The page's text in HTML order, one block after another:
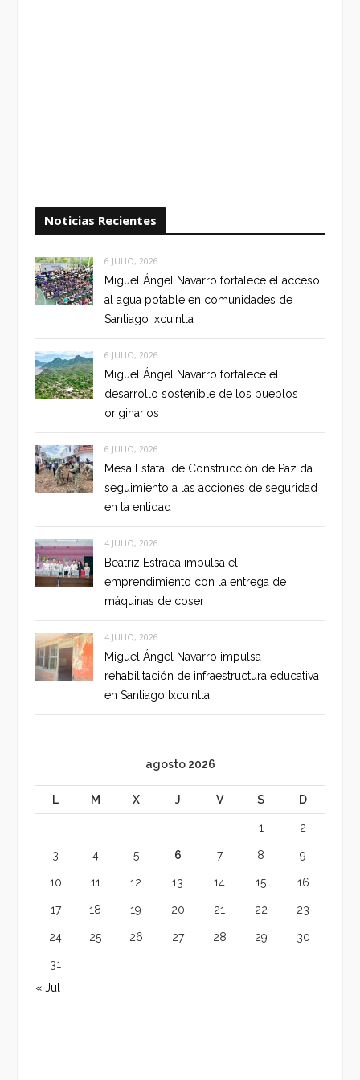
Noticias Recientes
6 JULIO, 2026
Miguel Ángel Navarro fortalece el acceso
al agua potable en comunidades de
Santiago Ixcuintla
6 JULIO, 2026
Miguel Ángel Navarro fortalece el
desarrollo sostenible de los pueblos
originarios
6 JULIO, 2026
Mesa Estatal de Construcción de Paz da
seguimiento a las acciones de seguridad
en la entidad
4 JULIO, 2026
Beatriz Estrada impulsa el
emprendimiento con la entrega de
máquinas de coser
4 JULIO, 2026
Miguel Ángel Navarro impulsa
rehabilitación de infraestructura educativa
en Santiago Ixcuintla
agosto 2026
L M X J V S D
1 2
3 4 5 6 7 8 9
10 11 12 13 14 15 16
17 18 19 20 21 22 23
24 25 26 27 28 29 30
31
« Jul